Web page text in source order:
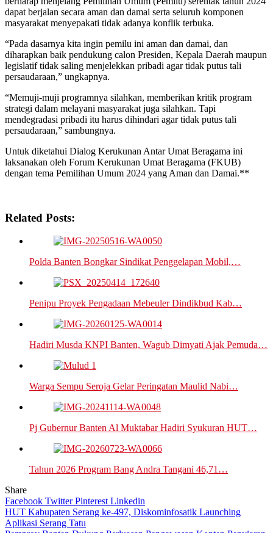
dapat berjalan secara aman dan damai serta seluruh komponen
masyarakat menyepakati tidak adanya konflik terbuka.
“Pada dasarnya kita ingin pemilu ini aman dan damai, dan
diharapkan baik pendukung calon Presiden, Kepala Daerah maupun
legislatif tidak saling menjelekkan pribadi agar tidak putus tali
persaudaraan,” ungkapnya.
“Memuji-muji programnya silahkan, memberikan kritik program
strategi dalam melayani masyarakat juga silahkan. Tapi
mendegradasi pribadi itu harus dihindari agar tidak putus tali
persaudaraan,” sambungnya.
Untuk diketahui Dialog Kerukunan Antar Umat Beragama ini
laksanakan oleh Forum Kerukunan Umat Beragama (FKUB)
dengan tema Pemilihan Umum 2024 yang Aman dan Damai.**
Related Posts:
Polda Banten Bongkar Sindikat Penggelapan Mobil,…
Penipu Proyek Pengadaan Mebeuler Dindikbud Kab…
Hadiri Musda KNPI Banten, Wagub Dimyati Ajak Pemuda…
Warga Sempu Seroja Gelar Peringatan Maulid Nabi…
Pj Gubernur Banten Al Muktabar Hadiri Syukuran HUT…
Tahun 2026 Program Bang Andra Tangani 46,71…
Share
Facebook TwitterPinterest Linkedin
Navigasi
HUT Kabupaten Serang ke-497, Diskominfosatik Launching
Aplikasi Serang Tatu